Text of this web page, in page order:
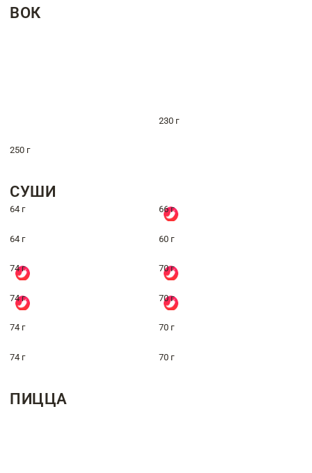
ВОК
230 г
250 г
СУШИ
64 г 66 г
64 г 60 г
74 г 70 г
74 г 70 г
74 г 70 г
74 г 70 г
ПИЦЦА